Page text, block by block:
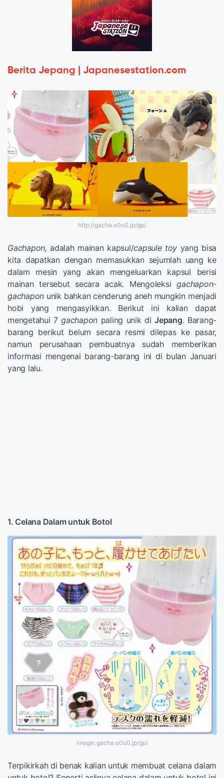
Berita Jepang | Japanesestation.com
http://gacha.o0o0.jp/gp/
Gachapon, adalah mainan kapsul/capsule toy yang bisa
kita dapatkan dengan memasukkan sejumlah uang ke
dalam mesin yang akan mengeluarkan kapsul berisi
mainan tersebut secara acak. Mengoleksigachapon-
gachapon unik bahkan cenderung aneh mungkin menjadi
hobi yang mengasyikkan. Berikut ini kalian dapat
mengetahui 7gachapon paling unik diJepang. Barang-
barang berikut belum secara resmi dilepas ke pasar,
namun perusahaan pembuatnya sudah memberikan
informasi mengenai barang-barang ini di bulan Januari
yang lalu.
1. Celana Dalam untuk Botol
image: gacha.o0o0.jp/gp/
Terpikirkah di benak kalian untuk membuat celana dalam